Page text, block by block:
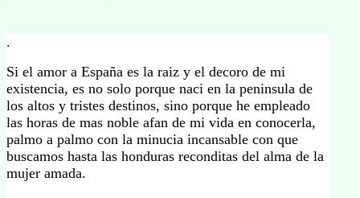
.
Si el amor a España es la raiz y el decoro de mi
existencia, es no solo porque naci en la peninsula de
los altos y tristes destinos, sino porque he empleado
las horas de mas noble afan de mi vida en conocerla,
palmo a palmo con la minucia incansable con que
buscamos hasta las honduras reconditas del alma de la
mujer amada.